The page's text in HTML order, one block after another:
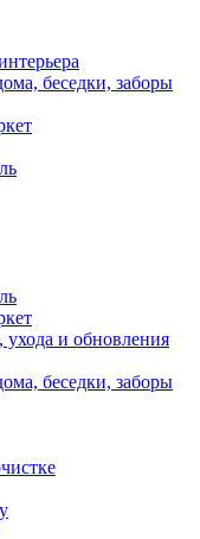
беседки, заборы
ухода и обновления
беседки, заборы